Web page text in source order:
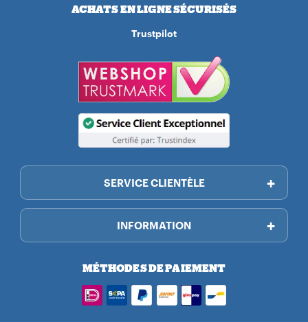
ACHATS EN LIGNE SÉCURISÉS
Trustpilot
SERVICE CLIENTÈLE
INFORMATION
MÉTHODES DE PAIEMENT